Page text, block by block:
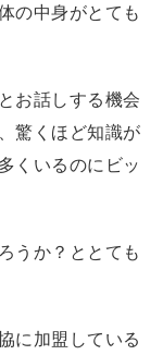
の中身がとても
お話しする機会
驚くほど知識が
くいるのにビッ
うか？ととても
に加盟している